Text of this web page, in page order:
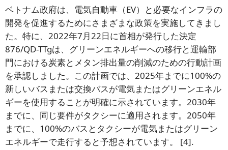
ベトナム政府は、電気自動車（EV）と必要なインフラの
開発を促進するためにさまざまな政策を実施してきまし
た。特に、2022年7月22日に首相が発行した決定
876/QD-TTgは、グリーンエネルギーへの移行と運輸部
門における炭素とメタン排出量の削減のための行動計画
を承認しました。この計画では、2025年までに100%の
新しいバスまたは交換バスが電気またはグリーンエネル
ギーを使用することが明確に示されています。2030年
までに、同じ要件がタクシーに適用されます。2050年
までに、100%のバスとタクシーが電気またはグリーン
エネルギーで走行すると予想されています。 [4].